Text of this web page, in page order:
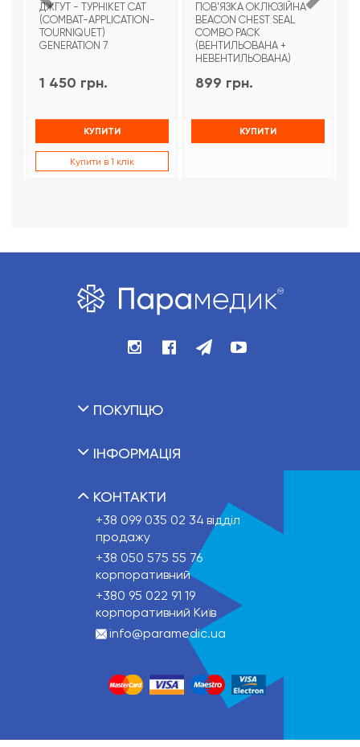
ДЖГУТ - ТУРНІКЕТ CAT
(COMBAT-APPLICATION-
TOURNIQUET)
GENERATION 7
1 450 грн.
КУПИТИ
Купити в 1 клік
ПОВ'ЯЗКА ОКЛЮЗІЙНА
BEACON CHEST SEAL
COMBO PACK
(ВЕНТИЛЬОВАНА +
НЕВЕНТИЛЬОВАНА)
899 грн.
КУПИТИ
ПОКУПЦЮ
ІНФОРМАЦІЯ
КОНТАКТИ
+38 099 035 02 34 відділ
продажу
+38 050 575 55 76
корпоративний
+380 95 022 91 19
корпоративний Київ
info@paramedic.ua